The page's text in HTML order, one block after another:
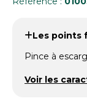
Les points
Pince à
Voir les